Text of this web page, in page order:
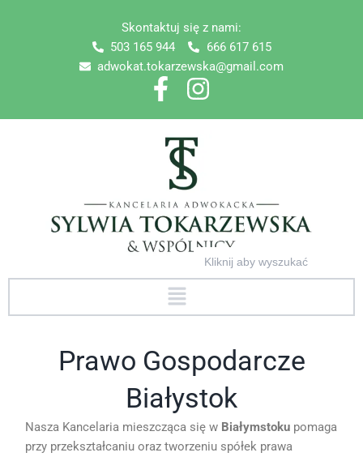
Skontaktuj się z nami:
503 165 944
666 617 615
adwokat.tokarzewska@gmail.com
Menu
Search
for:
Prawo Gospodarcze
Białystok
Nasza Kancelaria mieszcząca się w Białymstoku pomaga
przy przekształcaniu oraz tworzeniu spółek prawa